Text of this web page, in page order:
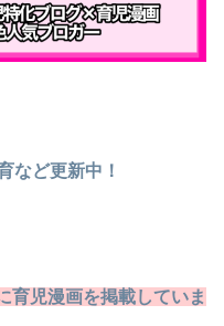
など更新中！
育児漫画を掲載していま